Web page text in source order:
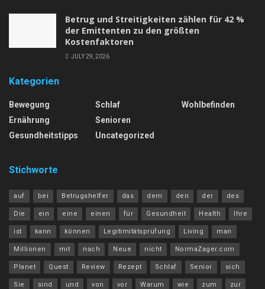
Betrug und Streitigkeiten zählen für 42 %
der Emittenten zu den größten
Kostenfaktoren
JULY 29, 2026
Kategorien
Bewegung
Ernährung
Gesundheitstipps
Schlaf
Senioren
Uncategorized
Wohlbefinden
Stichworte
auf bei Betrugshelfer das dem den der des
Die ein eine einen für Gesundheit Health Ihre
ist kann können Legitimitätsprüfung Living man
Millionen mit nach Neue nicht NormaZager.com
Planet Quest Review Rezept Schlaf Senior sich
Sie sind und von vor Warum wie zum zur